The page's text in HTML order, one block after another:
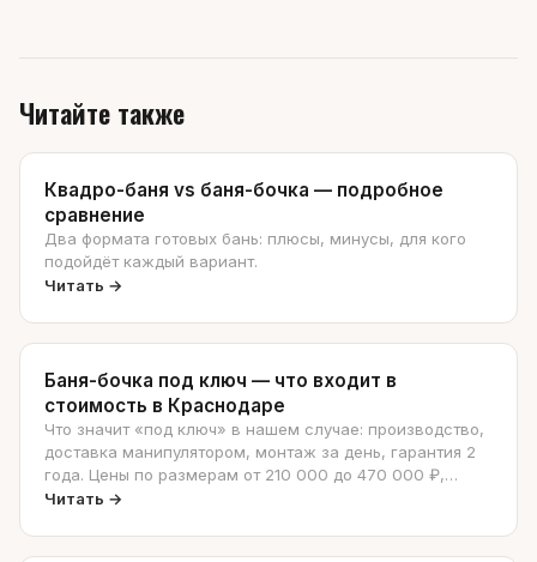
Читайте также
Квадро-баня vs баня-бочка — подробное
сравнение
Два формата готовых бань: плюсы, минусы, для кого
подойдёт каждый вариант.
Читать →
Баня-бочка под ключ — что входит в
стоимость в Краснодаре
Что значит «под ключ» в нашем случае: производство,
доставка манипулятором, монтаж за день, гарантия 2
года. Цены по размерам от 210 000 до 470 000 ₽,
разбор «бочка vs квадро» — что чаще выбирают на
Читать →